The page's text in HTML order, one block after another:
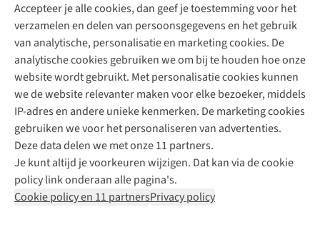
Accepteer je alle cookies, dan geef je toestemming voor het
verzamelen en delen van persoonsgegevens en het gebruik
van analytische, personalisatie en marketing cookies. De
analytische cookies gebruiken we om bij te houden hoe onze
website wordt gebruikt. Met personalisatie cookies kunnen
we de website relevanter maken voor elke bezoeker, middels
IP-adres en andere unieke kenmerken. De marketing cookies
gebruiken we voor het personaliseren van advertenties.
Deze data delen we met onze 11 partners.
Je kunt altijd je voorkeuren wijzigen. Dat kan via de cookie
policy link onderaan alle pagina's.
Cookie policy en 11 partnersPrivacy policy
+31 (0)85 888 50 88
+31 6 12 28 49 80
Contactformulier